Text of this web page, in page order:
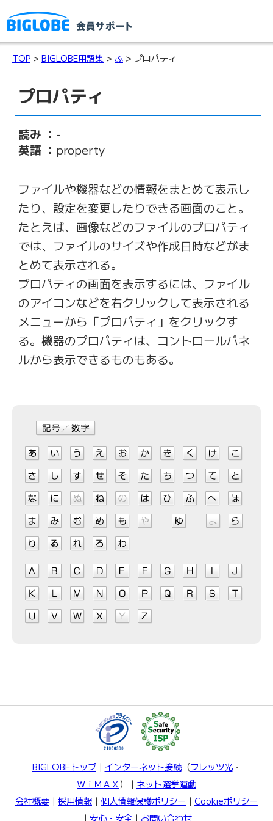
TOP > BIGLOBE用語集 > ふ > プロパティ
プロパティ
読み ： -
英語 ： property
ファイルや機器などの情報をまとめて表示し
たり、設定を変更したりできる画面のこと。
たとえば、画像などのファイルのプロパティ
では、ファイルのサイズや作成日時などがま
とめて表示される。
プロパティの画面を表示するには、ファイル
のアイコンなどを右クリックして表示される
メニューから「プロパティ」をクリックす
る。機器のプロパティは、コントロールパネ
ルから表示できるものもある。
BIGLOBEトップ｜ インターネット接続（フレッツ光・
ＷｉＭＡＸ）｜ ネット選挙運動
会社概要 ｜ 採用情報 ｜ 個人情報保護ポリシー ｜ Cookieポリシー
｜ 安心・安全 ｜ お問い合わせ